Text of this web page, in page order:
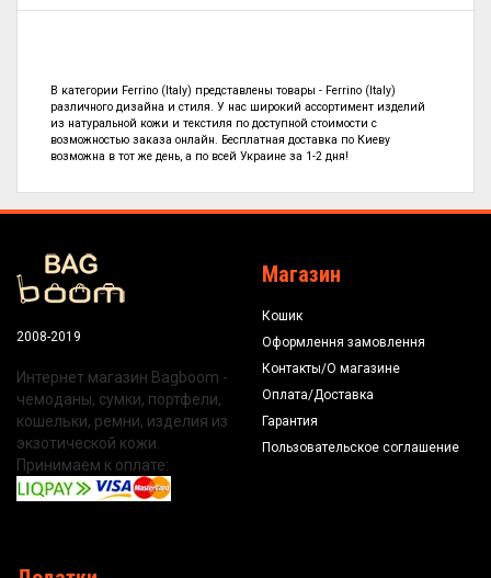
В категории Ferrino (Italy) представлены товары - Ferrino (Italy)
различного дизайна и стиля. У нас широкий ассортимент изделий
из натуральной кожи и текстиля по доступной стоимости с
возможностью заказа онлайн. Бесплатная доставка по Киеву
возможна в тот же день, а по всей Украине за 1-2 дня!
2008-2019
Интернет магазин Bagboom -
чемоданы, сумки, портфели,
кошельки, ремни, изделия из
экзотической кожи.
Принимаем к оплате:
Магазин
Кошик
Оформлення замовлення
Контакты/О магазине
Оплата/Доставка
Гарантия
Пользовательское соглашение